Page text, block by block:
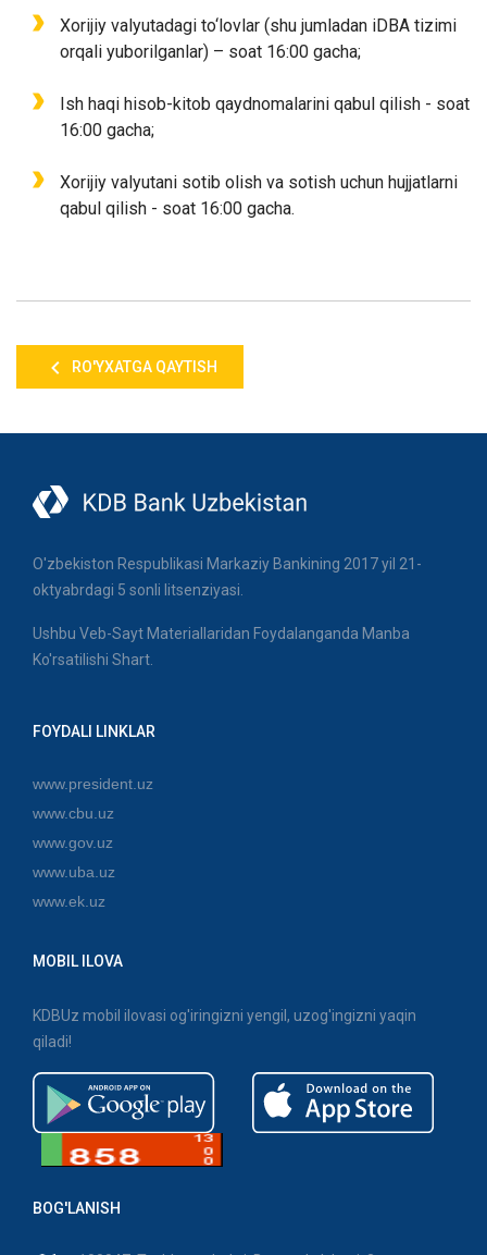
Xorijiy valyutadagi to‘lovlar (shu jumladan iDBA tizimi
orqali yuborilganlar) – soat 16:00 gacha;
Ish haqi hisob-kitob qaydnomalarini qabul qilish - soat
16:00 gacha;
Xorijiy valyutani sotib olish va sotish uchun hujjatlarni
qabul qilish - soat 16:00 gacha.
RO'YXATGA QAYTISH
O'zbekiston Respublikasi Markaziy Bankining 2017 yil 21-
oktyabrdagi 5 sonli litsenziyasi.
Ushbu Veb-Sayt Materiallaridan Foydalanganda Manba
Ko'rsatilishi Shart.
FOYDALI LINKLAR
www.president.uz
www.cbu.uz
www.gov.uz
www.uba.uz
www.ek.uz
MOBIL ILOVA
KDBUz mobil ilovasi og'iringizni yengil, uzog'ingizni yaqin
qiladi!
BOG'LANISH